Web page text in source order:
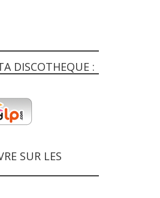
DISCOTHEQUE :
SUR LES